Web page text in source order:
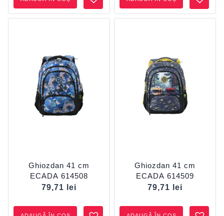
Ghiozdan 41 cm
ECADA 614508
79,71
lei
Ghiozdan 41 cm
ECADA 614509
79,71
lei